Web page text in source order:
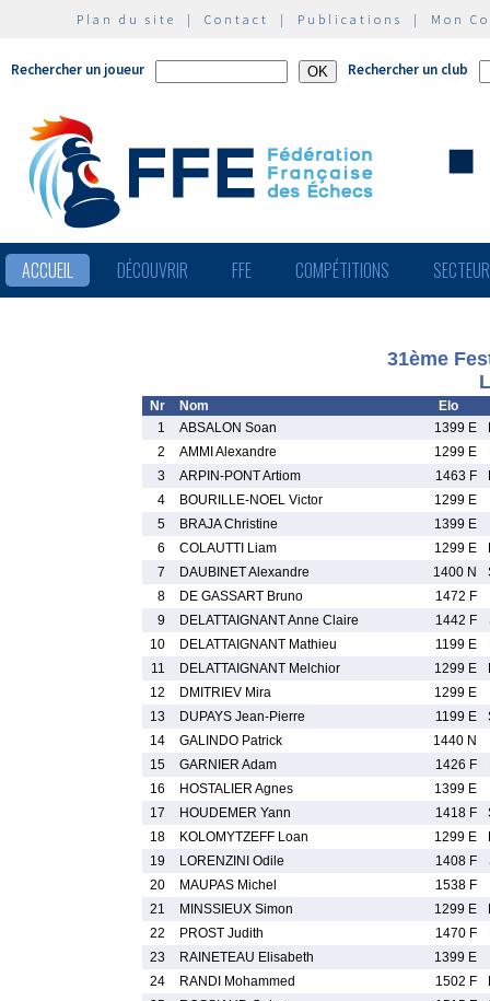
Plan du site | Contact | Publications | Mon
Rechercher un joueur Rechercher un club
ACCUEIL DÉCOUVRIR FFE COMPÉTITIONS
31ème
Nr Nom
Elo
1
ABSALON Soan 1399 E
2
AMMI Alexandre 1299 E
3
ARPIN-PONT Artiom 1463 F
4
BOURILLE-NOEL Victor 1299 E
5
BRAJA Christine
1399 E
6
COLAUTTI Liam 1299 E
7
DAUBINET Alexandre 1400 N
8
DE GASSART Bruno
1472 F
9
DELATTAIGNANT Anne Claire 1442 F
10
DELATTAIGNANT Mathieu 1199 E
11
DELATTAIGNANT Melchior 1299 E
12
DMITRIEV Mira 1299 E
13
DUPAYS Jean-Pierre 1199 E
14
GALINDO Patrick
1440 N
15
GARNIER Adam 1426 F
16
HOSTALIER Agnes
1399 E
17
HOUDEMER Yann 1418 F
18
KOLOMYTZEFF Loan 1299 E
19
LORENZINI Odile 1408 F
20
MAUPAS Michel
1538 F
21
MINSSIEUX Simon 1299 E
22
PROST Judith 1470 F
23
RAINETEAU Elisabeth
1399 E
24
RANDI Mohammed 1502 F